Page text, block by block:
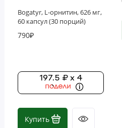
Bogatyr, L-орнитин, 626 мг,
60 капсул (30 порций)
790₽
197.5 ₽ x 4
Купить